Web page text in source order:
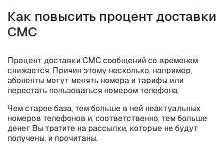
Как повысить процент доставки
СМС
Процент доставки СМС сообщений со временем
снижается. Причин этому несколько, например,
абоненты могут менять номера и тарифы или
перестать пользоваться номером телефона.
Чем старее база, тем больше в ней неактуальных
номеров телефонов и, соответственно, тем больше
денег Вы тратите на рассылки, которые не будут
получены, и прочитаны.